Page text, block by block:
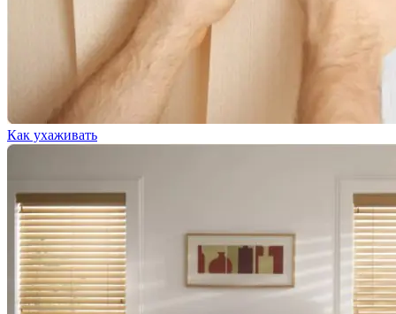
Как ухаживать